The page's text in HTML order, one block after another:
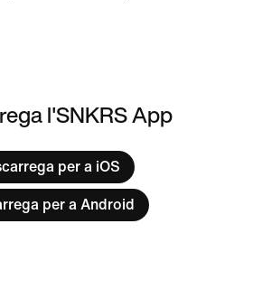
l'SNKRS App
per a iOS
per a Android